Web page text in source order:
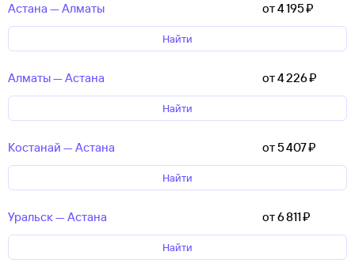
Астана — Алматы от 4 ⁠195 ⁠₽
Найти
Алматы — Астана от 4 ⁠226 ⁠₽
Найти
Костанай — Астана от 5 ⁠407 ⁠₽
Найти
Уральск — Астана от 6 ⁠811 ⁠₽
Найти